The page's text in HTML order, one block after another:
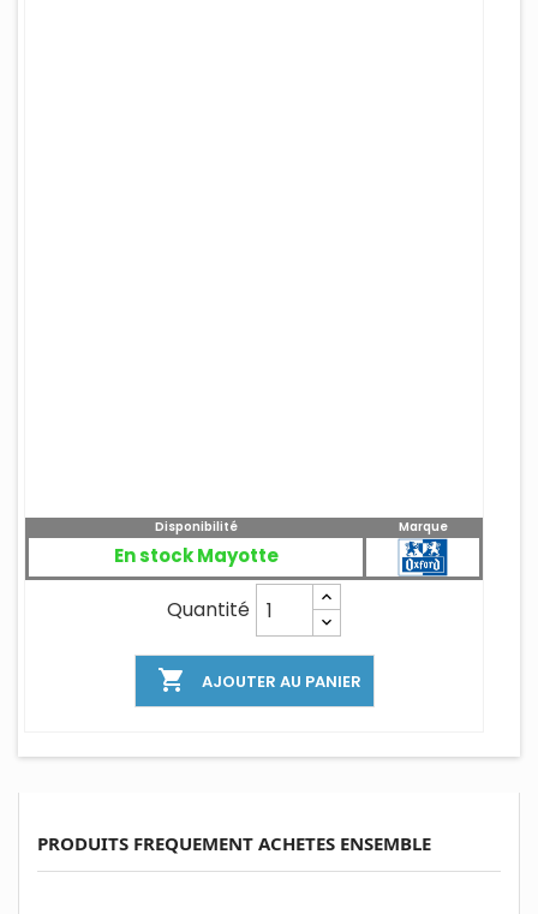
Disponibilité
En stock Mayotte
Marque
Quantité
 AJOUTER AU PANIER
PRODUITS FREQUEMENT ACHETES ENSEMBLE